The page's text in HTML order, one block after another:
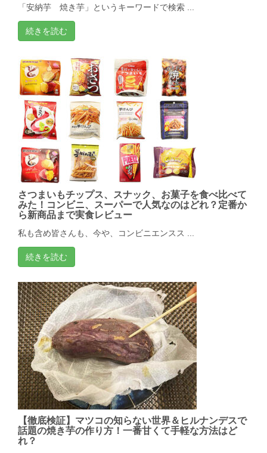
「安納芋 焼き芋」というキーワードで検索 ...
続きを読む
さつまいもチップス、スナック、お菓子を食べ比べて
みた！コンビニ、スーパーで人気なのはどれ？定番か
ら新商品まで実食レビュー
私も含め皆さんも、今や、コンビニエンスス ...
続きを読む
【徹底検証】マツコの知らない世界＆ヒルナンデスで
話題の焼き芋の作り方！一番甘くて手軽な方法はど
れ？